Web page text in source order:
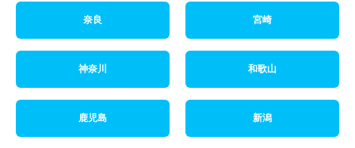
奈良 宮崎
神奈川 和歌山
鹿児島 新潟